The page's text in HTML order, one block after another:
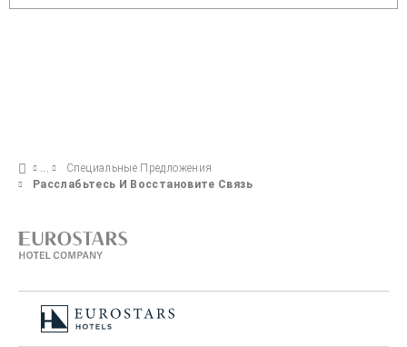
Специальные Предложения
Расслабьтесь И Восстановите Связь